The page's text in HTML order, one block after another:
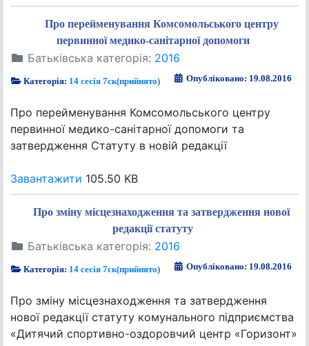
Про перейменування Комсомольського центру
первинної медико-санітарної допомоги
Батьківська категорія: 2016
Категорія: 14 сесія 7ск(прийнято) Опубліковано: 19.08.2016
Про перейменування Комсомольського центру
первинної медико-санітарної допомоги та
затвердження Статуту в новій редакції
Завантажити 105.50 KB
Про зміну місцезнаходження та затвердження нової
редакції статуту
Батьківська категорія: 2016
Категорія: 14 сесія 7ск(прийнято) Опубліковано: 19.08.2016
Про зміну місцезнаходження та затвердження
нової редакції статуту комунального підприємства
«Дитячий спортивно-оздоровчий центр «Горизонт»